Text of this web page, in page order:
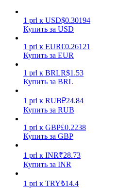
Заработок
Силовая свинья
Получайте конкурентные
1 prl к USD$0.30194
Купить за USD
1 prl к EUR€0.26121
Купить за EUR
1 prl к BRLR$1.53
Купить за BRL
1 prl к RUB₽24.84
Купить за RUB
1 prl к GBP£0.2238
Купить за GBP
1 prl к INR₹28.73
Купить за INR
1 prl к TRY₺14.4